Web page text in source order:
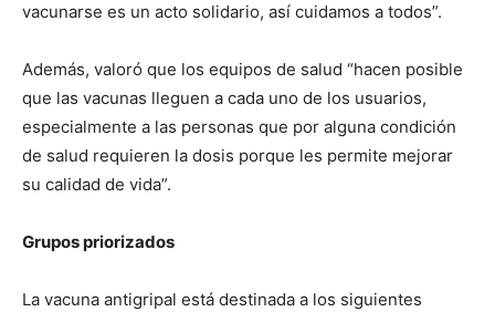
vacunarse es un acto solidario, así cuidamos a todos”.
Además, valoró que los equipos de salud “hacen posible
que las vacunas lleguen a cada uno de los usuarios,
especialmente a las personas que por alguna condición
de salud requieren la dosis porque les permite mejorar
su calidad de vida”.
Grupos priorizados
La vacuna antigripal está destinada a los siguientes